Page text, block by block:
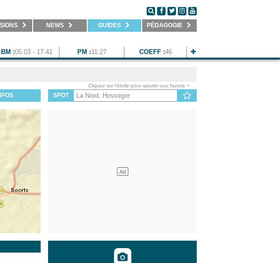
NEWS GUIDES PÉDAGOGIE
BM :05:03 - 17:41 PM :11:27 COEFF :46
Cliquez sur l'étoile pour ajouter aux favoris
SPOT